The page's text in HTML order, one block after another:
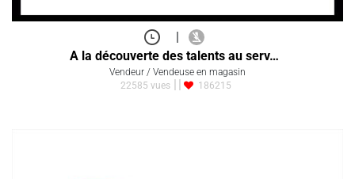
|
A la découverte des talents au serv…
Vendeur / Vendeuse en magasin
22585 vues
186215